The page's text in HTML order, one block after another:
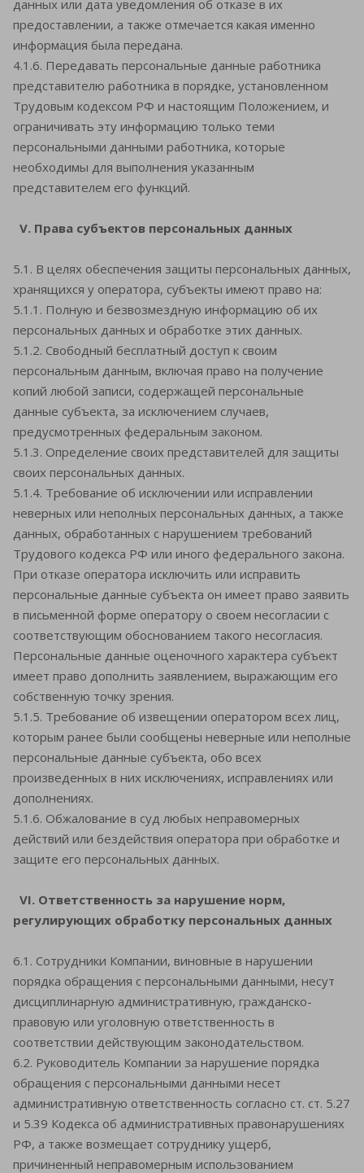
данных или дата уведомления об отказе в их
предоставлении, а также отмечается какая именно
информация была передана.
4.1.6. Передавать персональные данные работника
представителю работника в порядке, установленном
Трудовым кодексом РФ и настоящим Положением, и
ограничивать эту информацию только теми
персональными данными работника, которые
необходимы для выполнения указанным
представителем его функций.
V. Права субъектов персональных данных
5.1. В целях обеспечения защиты персональных данных,
хранящихся у оператора, субъекты имеют право на:
5.1.1. Полную и безвозмездную информацию об их
персональных данных и обработке этих данных.
5.1.2. Свободный бесплатный доступ к своим
персональным данным, включая право на получение
копий любой записи, содержащей персональные
данные субъекта, за исключением случаев,
предусмотренных федеральным законом.
5.1.3. Определение своих представителей для защиты
своих персональных данных.
5.1.4. Требование об исключении или исправлении
неверных или неполных персональных данных, а также
данных, обработанных с нарушением требований
Трудового кодекса РФ или иного федерального закона.
При отказе оператора исключить или исправить
персональные данные субъекта он имеет право заявить
в письменной форме оператору о своем несогласии с
соответствующим обоснованием такого несогласия.
Персональные данные оценочного характера субъект
имеет право дополнить заявлением, выражающим его
собственную точку зрения.
5.1.5. Требование об извещении оператором всех лиц,
которым ранее были сообщены неверные или неполные
персональные данные субъекта, обо всех
произведенных в них исключениях, исправлениях или
дополнениях.
5.1.6. Обжалование в суд любых неправомерных
действий или бездействия оператора при обработке и
защите его персональных данных.
VI. Ответственность за нарушение норм,
регулирующих обработку персональных данных
6.1. Сотрудники Компании, виновные в нарушении
порядка обращения с персональными данными, несут
дисциплинарную административную, гражданско-
правовую или уголовную ответственность в
соответствии действующим законодательством.
6.2. Руководитель Компании за нарушение порядка
обращения с персональными данными несет
административную ответственность согласно ст. ст. 5.27
и 5.39 Кодекса об административных правонарушениях
РФ, а также возмещает сотруднику ущерб,
причиненный неправомерным использованием